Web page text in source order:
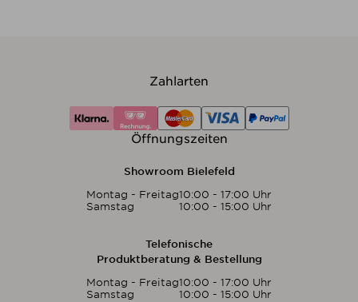
Zahlarten
Öffnungszeiten
Showroom Bielefeld
Montag - Freitag10:00 - 17:00 Uhr
Samstag
10:00 - 15:00 Uhr
Telefonische
Produktberatung & Bestellung
Montag - Freitag10:00 - 17:00 Uhr
Samstag
10:00 - 15:00 Uhr